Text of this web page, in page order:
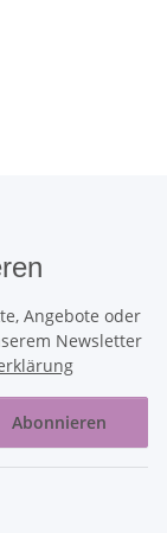
Angebote oder
Newsletter
Abonnieren